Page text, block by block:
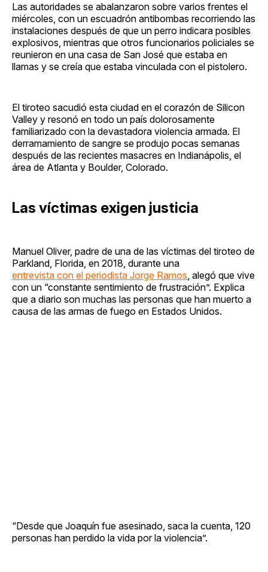
Las autoridades se abalanzaron sobre varios frentes el
miércoles, con un escuadrón antibombas recorriendo las
instalaciones después de que un perro indicara posibles
explosivos, mientras que otros funcionarios policiales se
reunieron en una casa de San José que estaba en
llamas y se creía que estaba vinculada con el pistolero.
El tiroteo sacudió esta ciudad en el corazón de Silicon
Valley y resonó en todo un país dolorosamente
familiarizado con la devastadora violencia armada. El
derramamiento de sangre se produjo pocas semanas
después de las recientes masacres en Indianápolis, el
área de Atlanta y Boulder, Colorado.
Las víctimas exigen justicia
Manuel Oliver, padre de una de las víctimas del tiroteo de
Parkland, Florida, en 2018, durante una
entrevista con el periodista Jorge Ramos, alegó que vive
con un “constante sentimiento de frustración”. Explica
que a diario son muchas las personas que han muerto a
causa de las armas de fuego en Estados Unidos.
“Desde que Joaquín fue asesinado, saca la cuenta, 120
personas han perdido la vida por la violencia”.